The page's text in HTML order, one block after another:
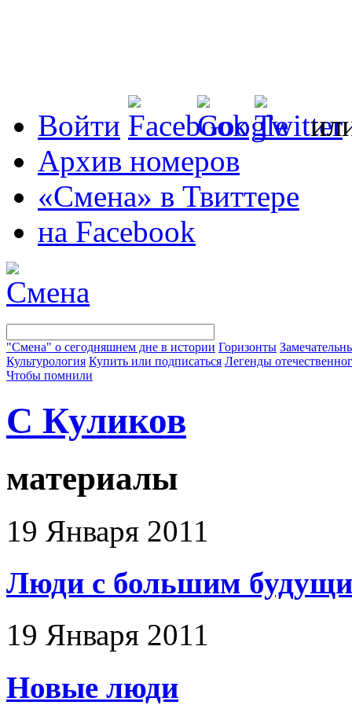
Войти
Архив номеров
«Смена» в Твиттере
на Facebook
"Смена" о сегодняшнем дне в истории Горизонты
Культурология Купить или подписаться Легенды
Чтобы помнили
С Куликов
материалы
19 Января 2011
Люди с большим
19 Января 2011
Новые люди